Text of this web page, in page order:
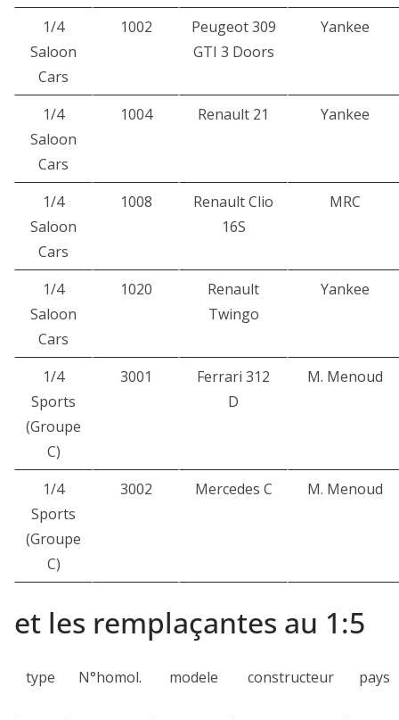
1/4
Saloon
Cars
1002
Peugeot 309
GTI 3 Doors
Yankee
1/4
Saloon
Cars
1004 Renault 21 Yankee
1/4
Saloon
Cars
1008
Renault Clio
16S
MRC
1/4
Saloon
Cars
1020
Renault
Twingo
Yankee
1/4
Sports
(Groupe
C)
3001
Ferrari 312
D
M. Menoud
1/4
Sports
(Groupe
C)
3002 Mercedes C M. Menoud
et les remplaçantes au 1:5
type N°homol. modele constructeur pays